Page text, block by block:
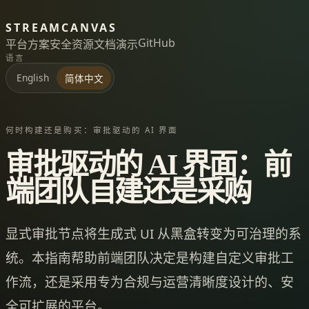
STREAMCANVAS
平台方案安全资源文档演示GitHub
语言
English 简体中文
何时构建还是购买：审批驱动的 AI 界面
审批驱动的 AI 界面：前
端团队自建还是采购
显式审批节点将生成式 UI 从黑盒转变为可治理的系
统。本指南帮助前端团队决定是构建自定义审批工
作流，还是采用专为合规与运营清晰度设计的、安